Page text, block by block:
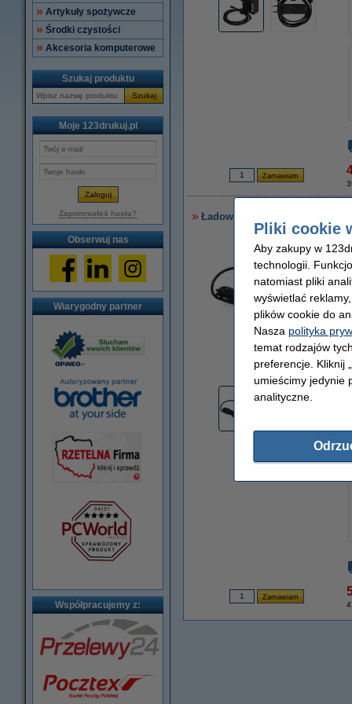
Artykuły spożywcze
Środki czystości
Akcesoria komputerowe
Szukaj produktu
Szukaj
Moje 123drukuj.pl
Zapomniałeś hasła?
Obserwuj nas
Wiarygodny partner
Współpracujemy z:
Ładowarka do laptopa
Pliki cookie
Aby zakupy w
technologii.
natomiast pliki
wyświetlać
plików cookie do
Nasza polityka
temat rodzajów
preferencje. Kliknij
umieścimy jedynie
analityczne.